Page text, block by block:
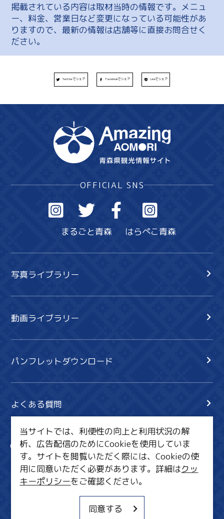
掲載されている内容は取材当時の情報です。メニュ
ー、料金、営業日など変更になっている可能性があ
りますので、最新の情報は店舗等に直接お問合せく
ださい。
Twitterでシェア Facebookでシェア Lineでシェア
OFFICIAL SNS
まるごと青森 はらぺこ青森
写真ライブラリー
動画ライブラリー
パンフレットダウンロード
よくある質問
サイト内検索
共有
行きたいリスト
MICE・教育・観光事業者の皆様へ
当サイトでは、利便性の向上と利用状況の解
析、広告配信のためにCookieを使用していま
す。サイトを閲覧いただく際には、Cookieの使
用に同意いただく必要があります。詳細はクッ
キーポリシーをご確認ください。
同意する